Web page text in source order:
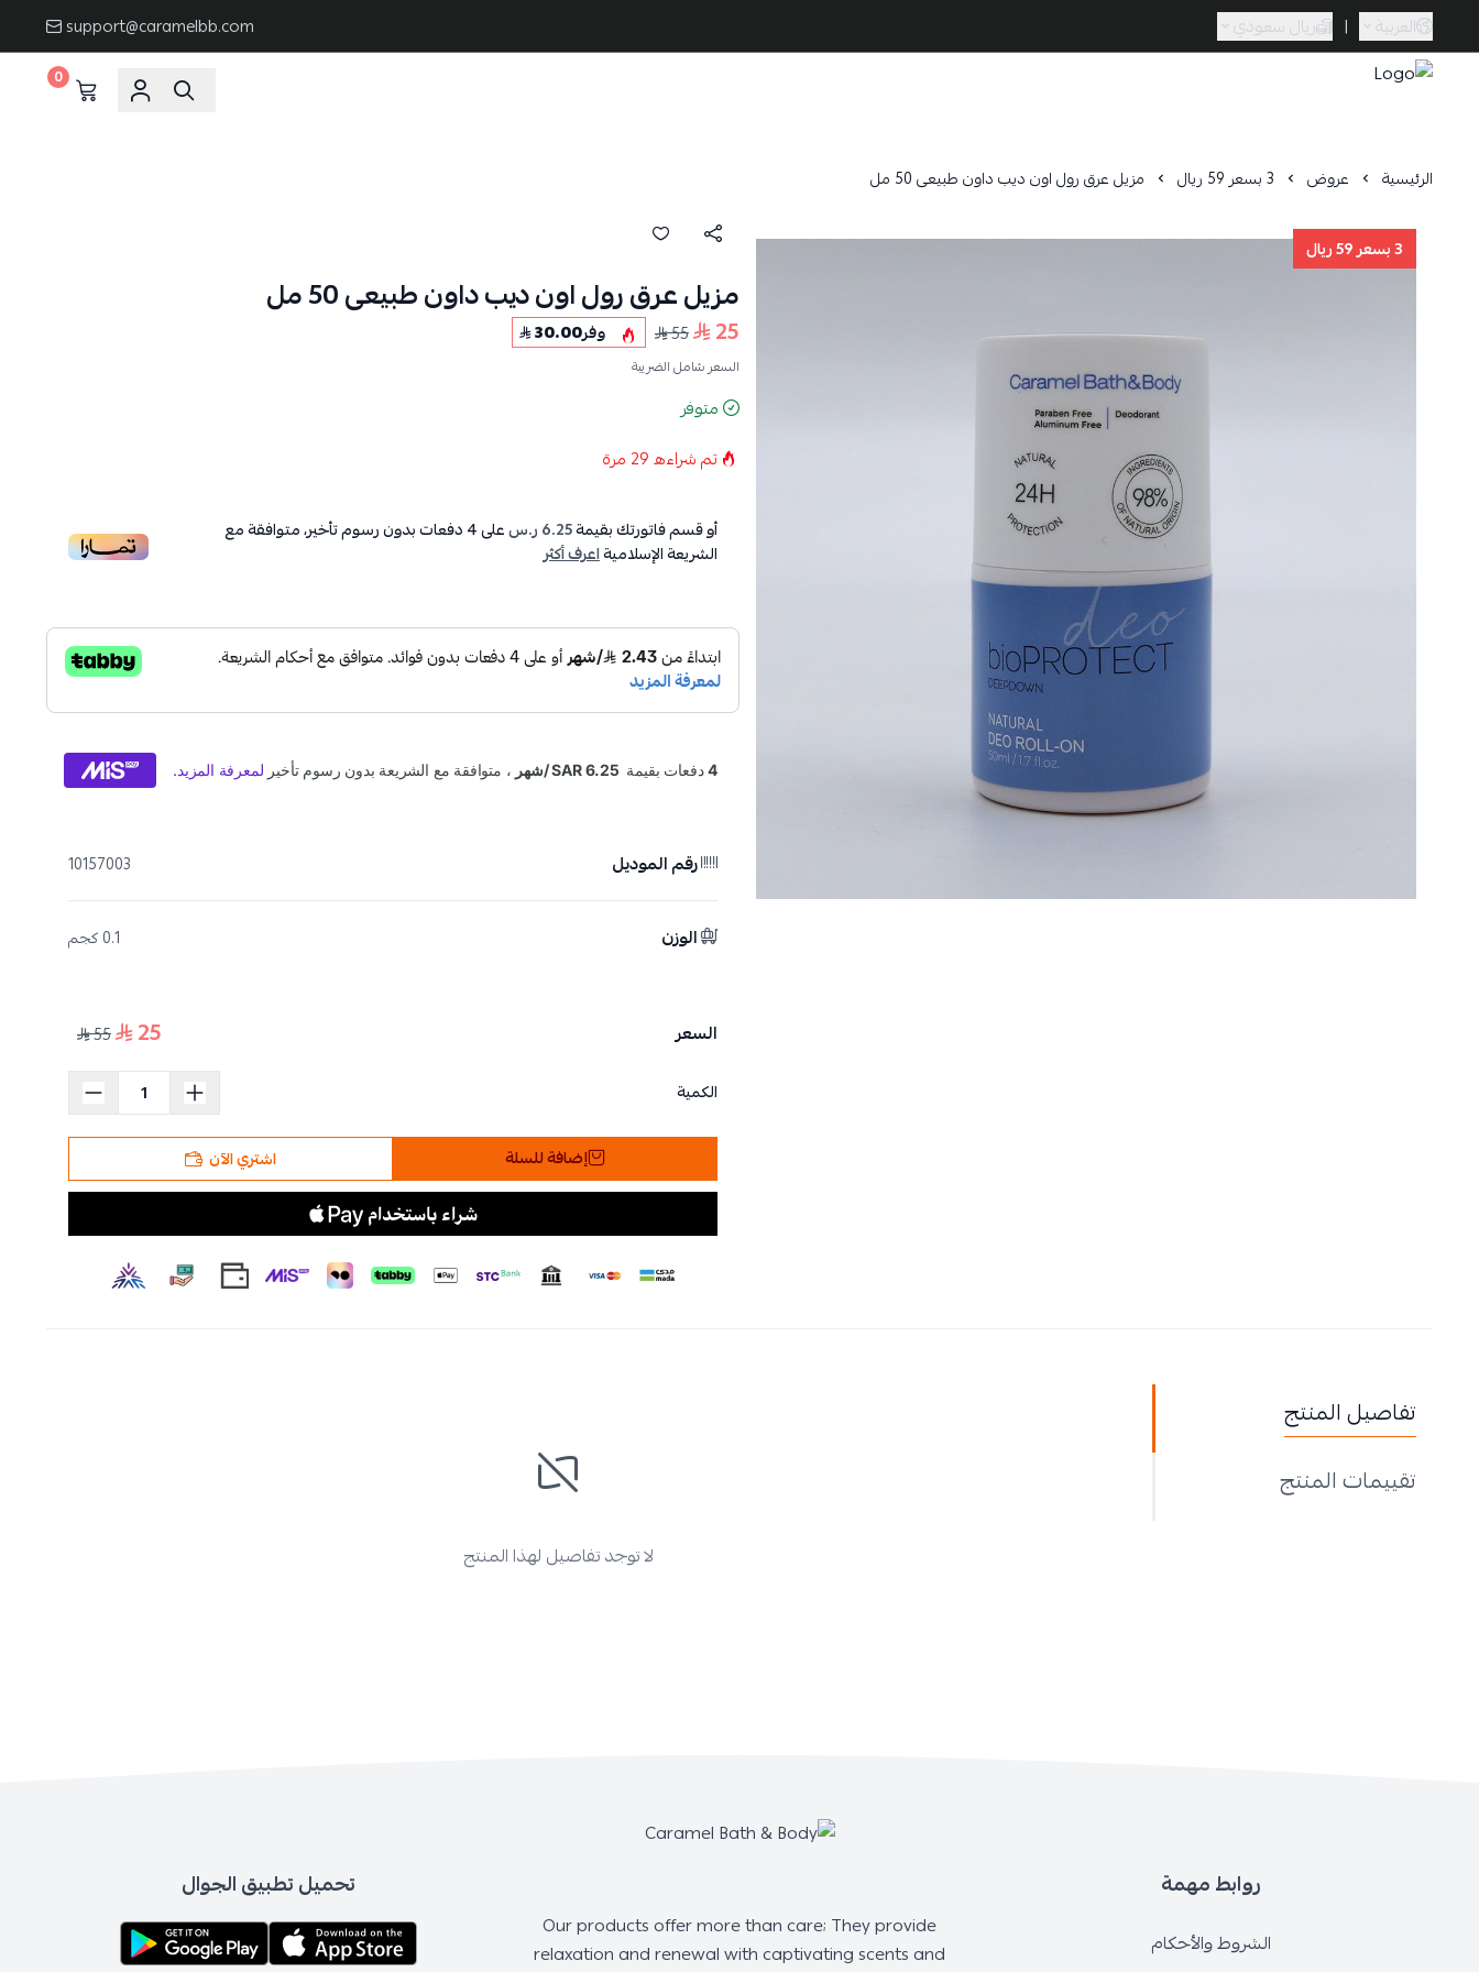
العربية | ريال سعودي support@caramelbb.com
0
الرئيسية عروض 3 بسعر 59 ريال مزيل عرق رول اون ديب داون طبيعى 50 مل
3 بسعر 59 ريال
مزيل عرق رول اون ديب داون طبيعى 50 مل
25
55 وفر30.00
السعر شامل الضريبة
متوفر
تم شراءه29 مرة
أو قسم فاتورتك بقيمة6.25 ر.س على4دفعات بدون رسوم تأخير، متوافقة مع
الشريعة الإسلاميةاعرف أكثر
رقم الموديل 10157003
الوزن 0.1 كجم
السعر 25
55
الكمية
إضافة للسلة اشتري الآن
تفاصيل المنتج
تقييمات المنتج
لا توجد تفاصيل لهذا المنتج
روابط مهمة
الشروط والأحكام
Our products offer more than care; They provide
relaxation and renewal with captivating scents and
تحميل تطبيق الجوال